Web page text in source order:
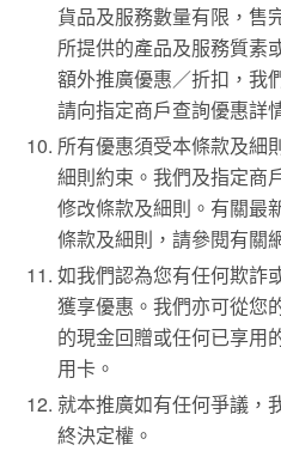
貨品及服務數量有限，售
所提供的產品及服務質素
額外推廣優惠／折扣，我
請向指定商戶查詢優惠詳
所有優惠須受本條款及細
細則約束。我們及指定商
修改條款及細則。有關最
條款及細則，請參閱有關
如我們認為您有任何欺詐
獲享優惠。我們亦可從您
的現金回贈或任何已享用
用卡。
就本推廣如有任何爭議，
終決定權。